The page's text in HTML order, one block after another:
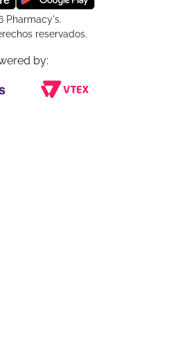
Pharmacy's.
reservados.
by: